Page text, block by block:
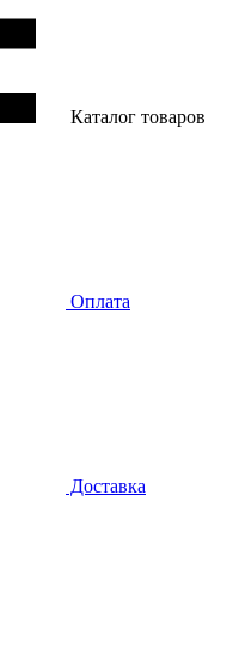
Каталог товаров
Оплата
Доставка